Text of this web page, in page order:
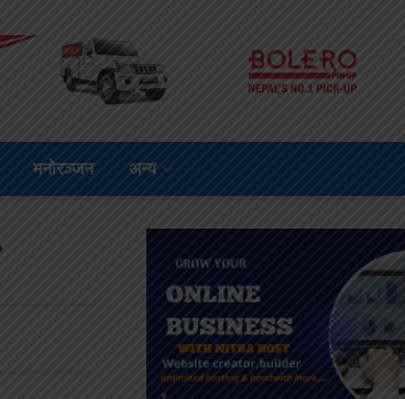
मनोरञ्जन अन्य